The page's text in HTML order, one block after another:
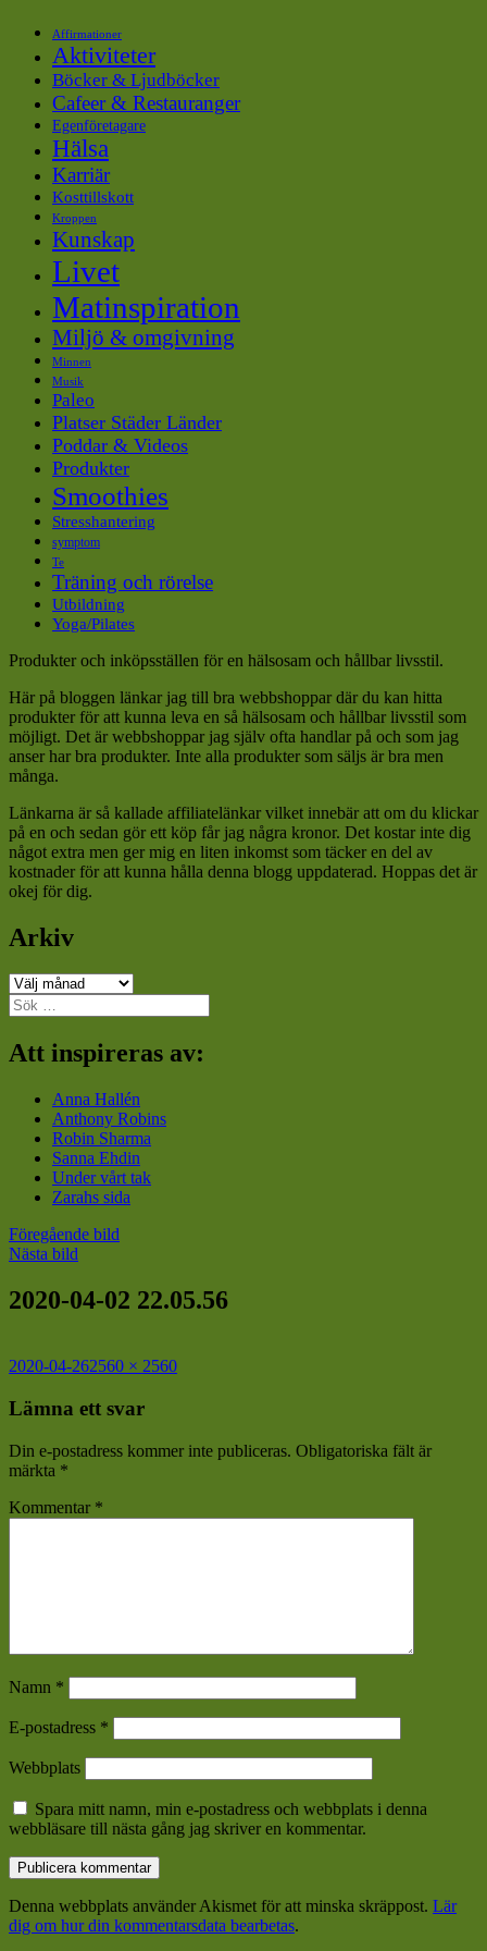
Affirmationer
Aktiviteter
Böcker & Ljudböcker
Cafeer & Restauranger
Egenföretagare
Hälsa
Karriär
Kosttillskott
Kroppen
Kunskap
Livet
Matinspiration
Miljö & omgivning
Minnen
Musik
Paleo
Platser Städer Länder
Poddar & Videos
Produkter
Smoothies
Stresshantering
symptom
Te
Träning och rörelse
Utbildning
Yoga/Pilates
Produkter och inköpsställen för en hälsosam och hållbar livsstil.
Här på bloggen länkar jag till bra webbshoppar där du kan hitta
produkter för att kunna leva en så hälsosam och hållbar livsstil som
möjligt. Det är webbshoppar jag själv ofta handlar på och som jag
anser har bra produkter. Inte alla produkter som säljs är bra men
många.
Länkarna är så kallade affiliatelänkar vilket innebär att om du klickar
på en och sedan gör ett köp får jag några kronor. Det kostar inte dig
något extra men ger mig en liten inkomst som täcker en del av
kostnader för att kunna hålla denna blogg uppdaterad. Hoppas det är
okej för dig.
Arkiv
Arkiv
Sök
efter:
Att inspireras av:
Anna Hallén
Anthony Robins
Robin Sharma
Sanna Ehdin
Under vårt tak
Zarahs sida
Föregående bild
Nästa bild
2020-04-02 22.05.56
Postat
2020-04-26Full
2560 × 2560
Lämna ett svar
Din e-postadress kommer inte publiceras. Obligatoriska fält är
märkta *
Kommentar *
Namn *
E-postadress *
Webbplats
Spara mitt namn, min e-postadress och webbplats i denna
webbläsare till nästa gång jag skriver en kommentar.
Denna webbplats använder Akismet för att minska skräppost. Lär
dig om hur din kommentarsdata bearbetas.